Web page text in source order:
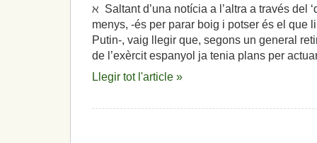
ℵ Saltant d’una notícia a l’altra a través del
menys, -és per parar boig i potser és el que li
Putin-, vaig llegir que, segons un general
de l’exèrcit espanyol ja tenia plans per
Llegir tot l'article »